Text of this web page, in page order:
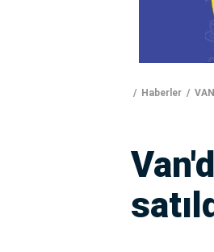
Haberler VAN